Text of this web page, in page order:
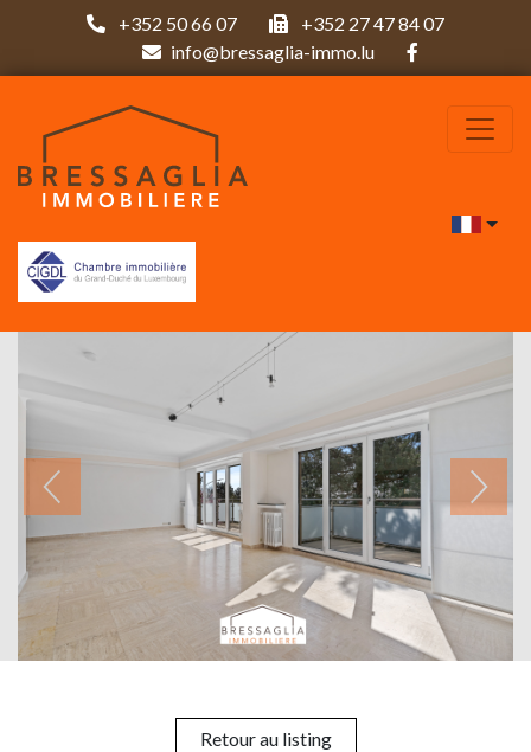
+352 50 66 07
+352 27 47 84 07
info@bressaglia-immo.lu
Retour au listing